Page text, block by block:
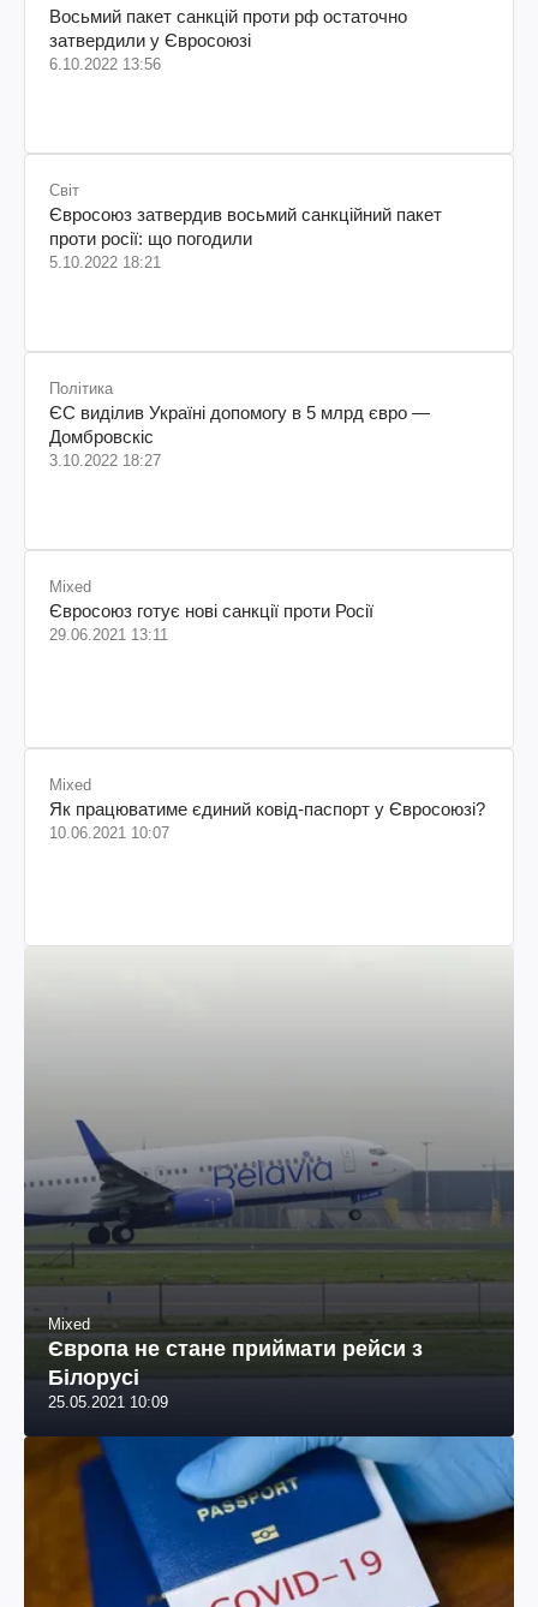
Восьмий пакет санкцій проти рф остаточно
затвердили у Євросоюзі
6.10.2022 13:56
Світ
Євросоюз затвердив восьмий санкційний пакет
проти росії: що погодили
5.10.2022 18:21
Політика
ЄС виділив Україні допомогу в 5 млрд євро —
Домбровскіс
3.10.2022 18:27
Mixed
Євросоюз готує нові санкції проти Росії
29.06.2021 13:11
Mixed
Як працюватиме єдиний ковід-паспорт у Євросоюзі?
10.06.2021 10:07
Mixed
Європа не стане приймати рейси з
Білорусі
25.05.2021 10:09